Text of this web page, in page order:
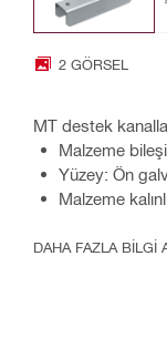
2 GÖRSEL
MT destek
Malzeme
Yüzey: Ön
Malzeme
DAHA FAZLA BILGI